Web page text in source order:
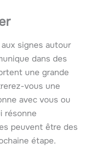
signes autour
dans des
une grande
vous une
avec vous ou
résonne
peuvent être des
étape.